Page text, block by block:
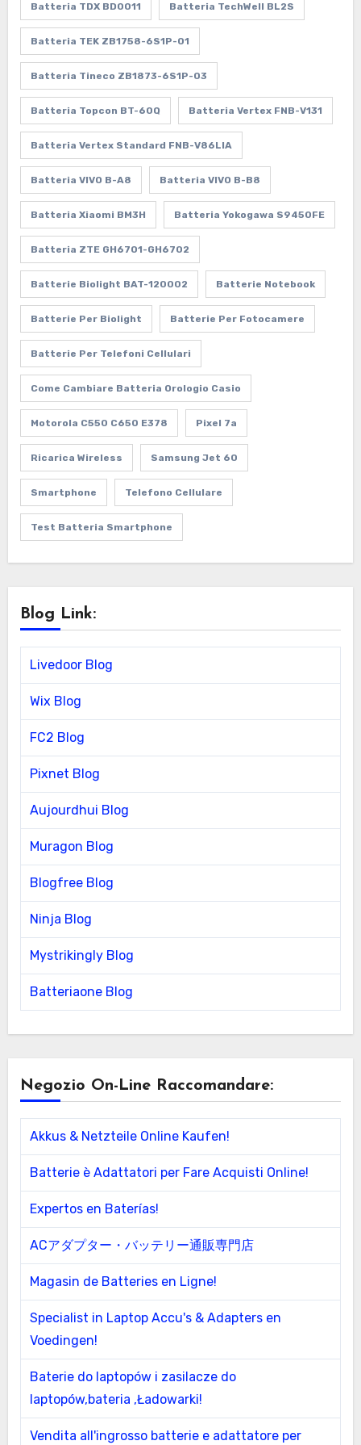
Batteria TDX BD0011 Batteria TechWell BL2S
Batteria TEK ZB1758-6S1P-01
Batteria Tineco ZB1873-6S1P-03
Batteria Topcon BT-60Q Batteria Vertex FNB-V131
Batteria Vertex Standard FNB-V86LIA
Batteria VIVO B-A8 Batteria VIVO B-B8
Batteria Xiaomi BM3H Batteria Yokogawa S9450FE
Batteria ZTE GH6701-GH6702
Batterie Biolight BAT-120002 Batterie Notebook
Batterie Per Biolight Batterie Per Fotocamere
Batterie Per Telefoni Cellulari
Come Cambiare Batteria Orologio Casio
Motorola C550 C650 E378 Pixel 7a
Ricarica Wireless Samsung Jet 60
Smartphone Telefono Cellulare
Test Batteria Smartphone
Blog Link:
Livedoor Blog
Wix Blog
FC2 Blog
Pixnet Blog
Aujourdhui Blog
Muragon Blog
Blogfree Blog
Ninja Blog
Mystrikingly Blog
Batteriaone Blog
Negozio On-Line Raccomandare:
Akkus & Netzteile Online Kaufen!
Batterie è Adattatori per Fare Acquisti Online!
Expertos en Baterías!
ACアダプター・バッテリー通販専門店
Magasin de Batteries en Ligne!
Specialist in Laptop Accu's & Adapters en
Voedingen!
Baterie do laptopów i zasilacze do
laptopów,bateria ,Ładowarki!
Vendita all'ingrosso batterie e adattatore per